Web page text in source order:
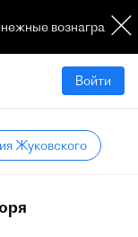
Войти
Жуковского